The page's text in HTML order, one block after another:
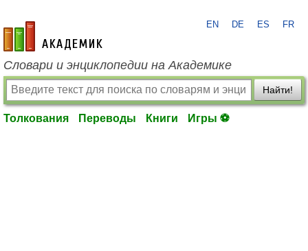
academic.ru
EN DE ES FR
Словари и энциклопедии на Академике
Найти!
Толкования Переводы Книги Игры ⚽